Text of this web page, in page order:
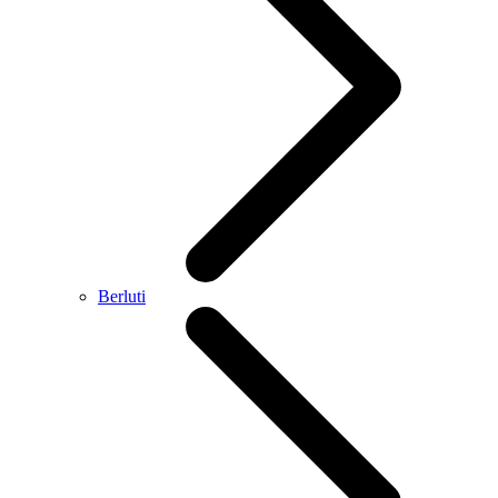
Berluti